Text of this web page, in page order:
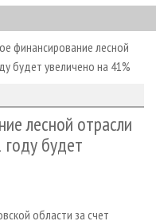
финансирование лесной
будет увеличено на 41%
лесной отрасли
будет
области за счет